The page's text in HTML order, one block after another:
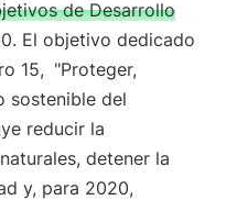
de Desarrollo
El objetivo dedicado
15, "Proteger,
sostenible del
reducir la
detener la
y, para 2020,